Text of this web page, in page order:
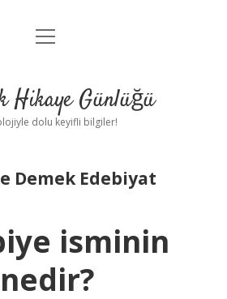
Anasayfa
Yasal Uyarı
menüyü
Hikaye Günlüğü
dolu keyifli bilgiler!
Demek Edebiyat
isminin